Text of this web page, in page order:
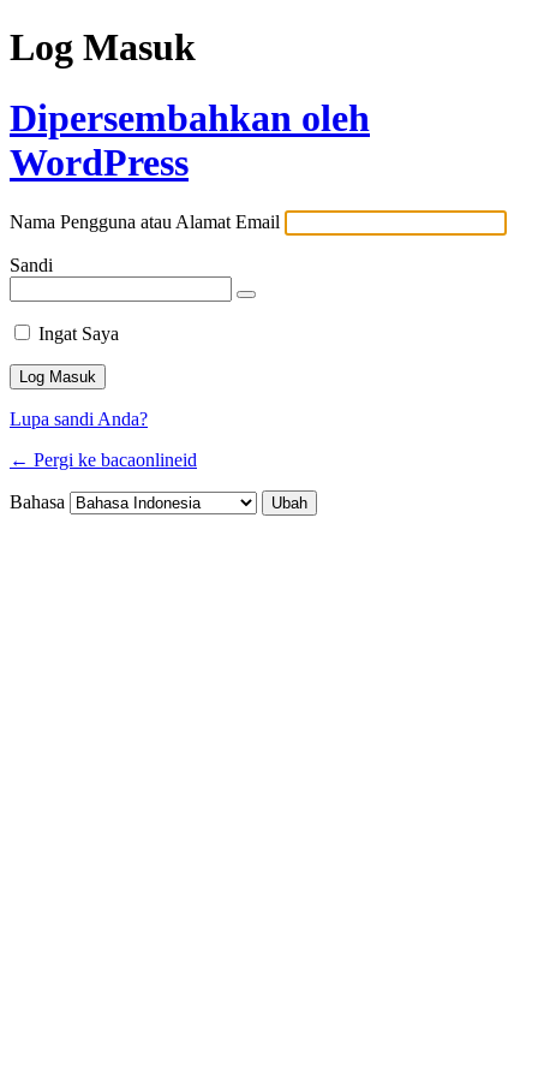
Log Masuk
Dipersembahkan oleh
WordPress
Nama Pengguna atau Alamat Email
Sandi
Ingat Saya
Lupa sandi Anda?
← Pergi ke bacaonlineid
Bahasa